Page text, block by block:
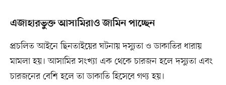
এজাহারভুক্ত আসামিরাও জামিন পাচ্ছেন
প্রচলিত আইনে ছিনতাইয়ের ঘটনায় দস্যুতা ও ডাকাতির ধারায়
মামলা হয়। আসামির সংখ্যা এক থেকে চারজন হলে দস্যুতা এবং
চারজনের বেশি হলে তা ডাকাতি হিসেবে গণ্য হয়।